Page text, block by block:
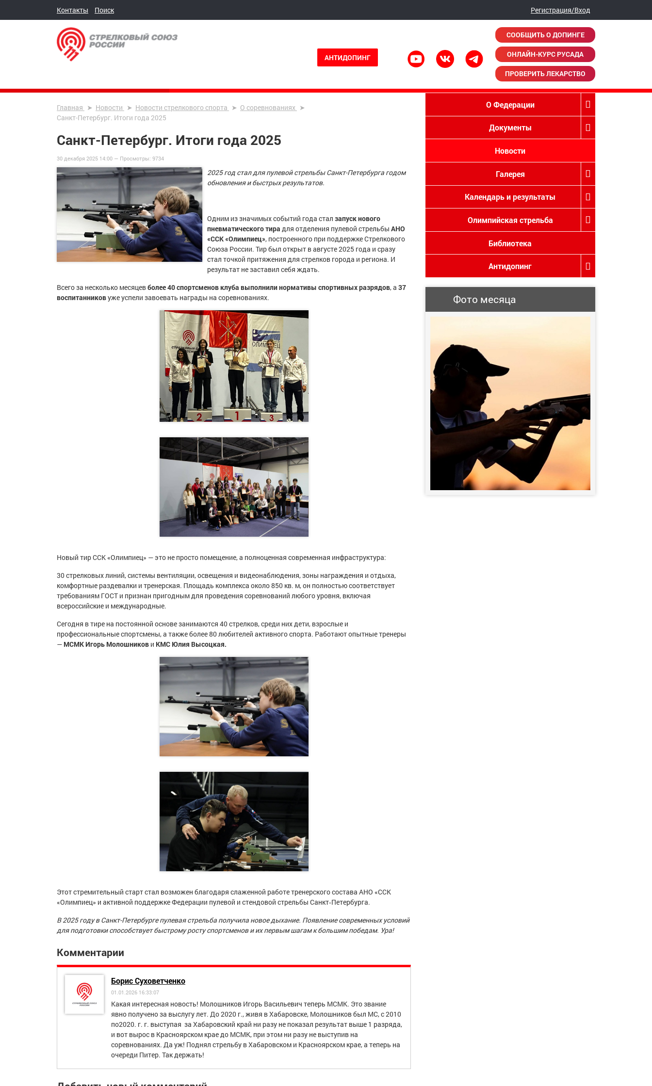
Контакты Поиск Регистрация/Вход
АНТИДОПИНГ
СООБЩИТЬ О ДОПИНГЕ
ОНЛАЙН-КУРС РУСАДА
ПРОВЕРИТЬ ЛЕКАРСТВО
Главная Новости Новости стрелкового спорта
О соревнованиях
Санкт-Петербург. Итоги года 2025
Санкт-Петербург. Итоги года 2025
30 декабря 2025 14:00 — Просмотры: 9734
2025 год стал для пулевой стрельбы Санкт-Петербурга годом
обновления и быстрых результатов.
Одним из значимых событий года стал запускнового
пневматического тира для отделения пулевой стрельбы АНО
«ССК «Олимпиец», построенного при поддержке Стрелкового
Союза России. Тир был открыт в августе 2025 года и сразу
стал точкой притяжения для стрелков города и региона. И
результат не заставил себя ждать.
Всего за несколько месяцевболее 40 спортсменов клуба выполнили нормативы спортивных разрядов, а 37
воспитанниковуже успели завоевать награды на соревнованиях.
Новый тир ССК «Олимпиец» — это не просто помещение, а полноценная современная инфраструктура:
30 стрелковых линий, системы вентиляции, освещения и видеонаблюдения, зоны награждения и отдыха,
комфортные раздевалки и тренерская. Площадь комплекса около 850 кв. м, он полностью соответствует
требованиям ГОСТ и признан пригодным для проведения соревнований любого уровня, включая
всероссийские и международные.
Сегодня в тире на постоянной основе занимаются 40 стрелков, среди них дети, взрослые и
профессиональные спортсмены, а также более 80 любителей активного спорта. Работают опытные тренеры
— МСМК Игорь Молошников и КМС Юлия Высоцкая.
Этот стремительный старт стал возможен благодаря слаженной работе тренерского состава АНО «ССК
«Олимпиец» и активной поддержке Федерации пулевой и стендовой стрельбы Санкт‑Петербурга.
В 2025 году в Санкт-Петербурге пулевая стрельба получила новое дыхание. Появление современных условий
для подготовки способствует быстрому росту спортсменов и их первым шагам к большим победам. Ура!
Комментарии
Борис Суховетченко
01.01.2026 16:33:07
Какая интересная новость! Молошников Игорь Васильевич теперь МСМК. Это звание
явно получено за выслугу лет. До 2020 г., живя в Хабаровске, Молошников был МС, с 2010
по2020. г. г. выступая за Хабаровский край ни разу не показал результат выше 1 разряда,
и вот вырос в Красноярском крае до МСМК, при этом ни разу не выступив на
соревнованиях. Да уж! Поднял стрельбу в Хабаровском и Красноярском крае, а теперь на
очереди Питер. Так держать!
О Федерации
Документы
Новости
Галерея
Календарь и результаты
Олимпийская стрельба
Библиотека
Антидопинг
Фото месяца